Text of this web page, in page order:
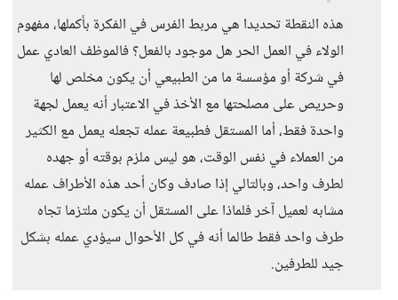
هذه النقطة تحديدا هي مربط الفرس في الفكرة بأكملها، مفهوم
الولاء في العمل الحر هل موجود بالفعل؟ فالموظف العادي عمل
في شركة أو مؤسسة ما من الطبيعي أن يكون مخلص لها
وحريص على مصلحتها مع الأخذ في الاعتبار أنه يعمل لجهة
واحدة فقط، أما المستقل فطبيعة عمله تجعله يعمل مع الكثير
من العملاء في نفس الوقت، هو ليس ملزم بوقته أو جهده
لطرف واحد، وبالتالي إذا صادف وكان أحد هذه الأطراف عمله
مشابه لعميل آخر فلماذا على المستقل أن يكون ملتزما تجاه
طرف واحد فقط طالما أنه في كل الأحوال سيؤدي عمله بشكل
جيد للطرفين.